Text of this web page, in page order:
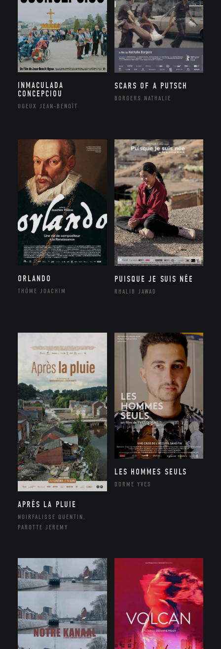
INMACULADA
CONCEPCIOU
UGEUX JEAN-BENOÎT
SCARS OF A PUTSCH
BORGERS NATHALIE
ORLANDO
THÔME JOACHIM
PUISQUE JE SUIS NÉE
RHALIB JAWAD
APRÈS LA PLUIE
NOIRFALISSE QUENTIN,
PAROTTE JEREMY
LES HOMMES SEULS
DORME YVES